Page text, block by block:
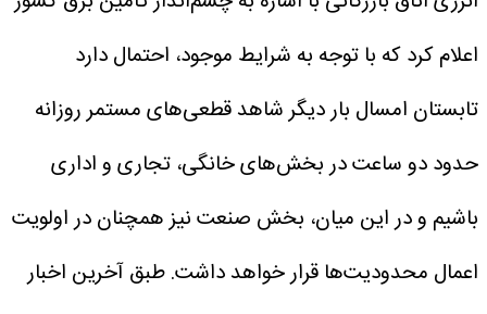
اعلام کرد که با توجه به شرایط موجود، احتمال دارد
تابستان امسال بار دیگر شاهد قطعی‌های مستمر روزانه
حدود دو ساعت در بخش‌های خانگی، تجاری و اداری
باشیم و در این میان، بخش صنعت نیز همچنان در اولویت
اعمال محدودیت‌ها قرار خواهد داشت.طبق آخرین اخبار